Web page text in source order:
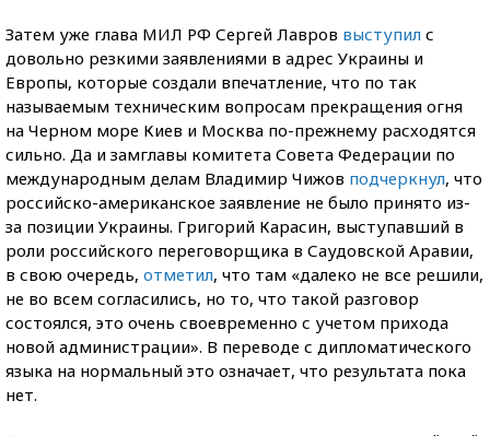
Затем уже глава МИЛ РФ Сергей Лавров выступил с
довольно резкими заявлениями в адрес Украины и
Европы, которые создали впечатление, что по так
называемым техническим вопросам прекращения огня
на Черном море Киев и Москва по-прежнему расходятся
сильно. Да и замглавы комитета Совета Федерации по
международным делам Владимир Чижов подчеркнул, что
российско-американское заявление не было принято из-
за позиции Украины. Григорий Карасин, выступавший в
роли российского переговорщика в Саудовской Аравии,
в свою очередь, отметил, что там «далеко не все решили,
не во всем согласились, но то, что такой разговор
состоялся, это очень своевременно с учетом прихода
новой администрации». В переводе с дипломатического
языка на нормальный это означает, что результата пока
нет.